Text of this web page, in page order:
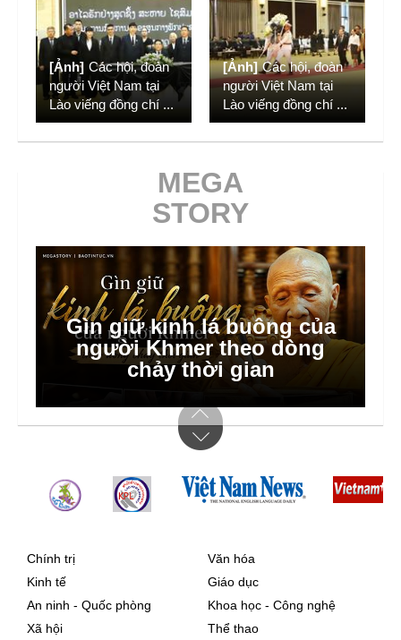
[Ảnh] Các hội, đoàn
người Việt Nam tại
Lào viếng đồng chí ...
[Ảnh] Các hội, đoàn
người Việt Nam tại
Lào viếng đồng chí ...
MEGA
STORY
Gìn giữ kinh lá buông của
người Khmer theo dòng
chảy thời gian
Hà Nội dồn lực triển khai xã,
phường xã hội chủ nghĩa
Chính trị
Kinh tế
An ninh - Quốc phòng
Xã hội
Văn hóa
Giáo dục
Khoa học - Công nghệ
Thể thao